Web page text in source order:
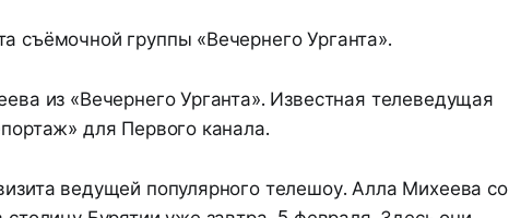
съёмочной группы «Вечернего Урганта».
из «Вечернего Урганта». Известная телеведущая
для Первого канала.
ведущей популярного телешоу. Алла Михеева со